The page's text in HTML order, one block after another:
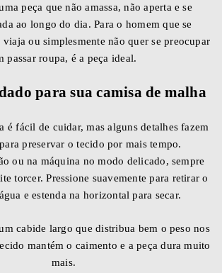
peça que não amassa, não aperta e se
ao longo do dia. Para o homem que se
ou simplesmente não quer se preocupar
passar roupa, é a peça ideal.
para sua camisa de malha
é fácil de cuidar, mas alguns detalhes fazem
preservar o tecido por mais tempo.
ou na máquina no modo delicado, sempre
torcer. Pressione suavemente para retirar o
e estenda na horizontal para secar.
cabide largo que distribua bem o peso nos
mantém o caimento e a peça dura muito
mais.